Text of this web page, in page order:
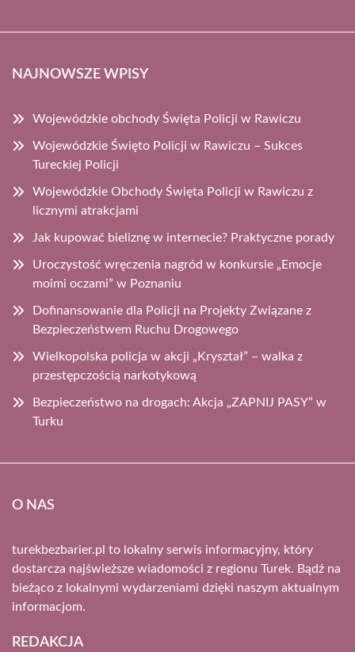
NAJNOWSZE WPISY
Wojewódzkie obchody Święta Policji w Rawiczu
Wojewódzkie Święto Policji w Rawiczu – Sukces
Tureckiej Policji
Wojewódzkie Obchody Święta Policji w Rawiczu z
licznymi atrakcjami
Jak kupować bieliznę w internecie? Praktyczne porady
Uroczystość wręczenia nagród w konkursie „Emocje
moimi oczami” w Poznaniu
Dofinansowanie dla Policji na Projekty Związane z
Bezpieczeństwem Ruchu Drogowego
Wielkopolska policja w akcji „Kryształ” – walka z
przestępczością narkotykową
Bezpieczeństwo na drogach: Akcja „ZAPNIJ PASY” w
Turku
O NAS
turekbezbarier.pl to lokalny serwis informacyjny, który
dostarcza najświeższe wiadomości z regionu Turek. Bądź na
bieżąco z lokalnymi wydarzeniami dzięki naszym aktualnym
informacjom.
REDAKCJA